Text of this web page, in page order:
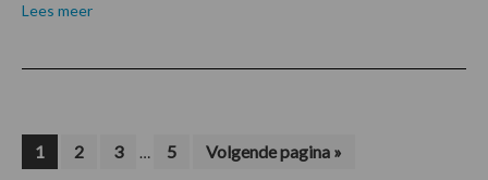
Lees meer
Pagina
1 Pagina
2 Pagina
3
Interim
… Pagina
5
Ga
naar
Volgende pagina »